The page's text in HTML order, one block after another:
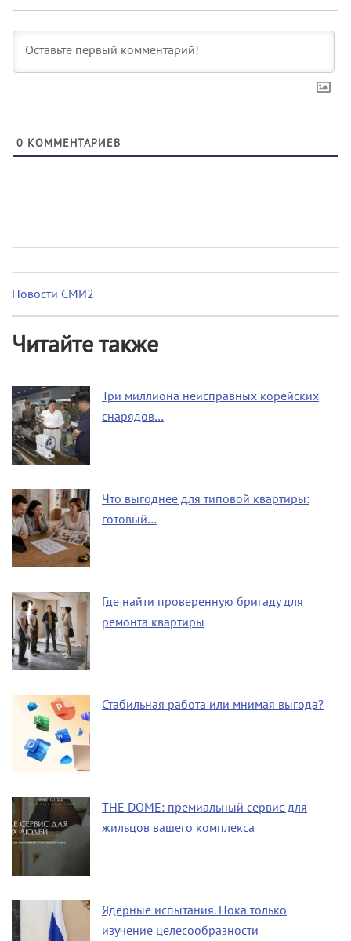
0 КОММЕНТАРИЕВ
Новости СМИ2
Читайте также
Три миллиона неисправных корейских
снарядов…
Что выгоднее для типовой квартиры:
готовый…
Где найти проверенную бригаду для
ремонта квартиры
Стабильная работа или мнимая выгода?
THE DOME: премиальный сервис для
жильцов вашего комплекса
Ядерные испытания. Пока только
изучение целесообразности